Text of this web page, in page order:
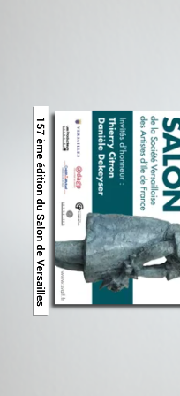
157 ème édition du Salon de Versailles